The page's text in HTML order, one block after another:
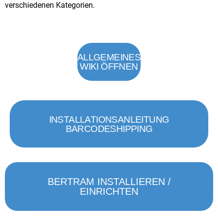
verschiedenen Kategorien.
ALLGEMEINES
WIKI ÖFFNEN
INSTALLATIONSANLEITUNG
BARCODESHIPPING
BERTRAM INSTALLIEREN /
EINRICHTEN